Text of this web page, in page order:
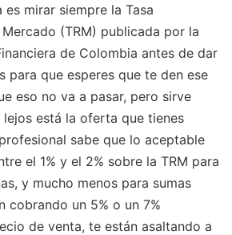
mirar siempre la Tasa
(TRM) publicada por la
de Colombia antes de dar
para que esperes que te den ese
eso no va a pasar, pero sirve
lejos está la oferta que tienes
sabe que lo aceptable
el 1% y el 2% sobre la TRM para
y mucho menos para sumas
cobrando un 5% o un 7%
de venta, te están asaltando a